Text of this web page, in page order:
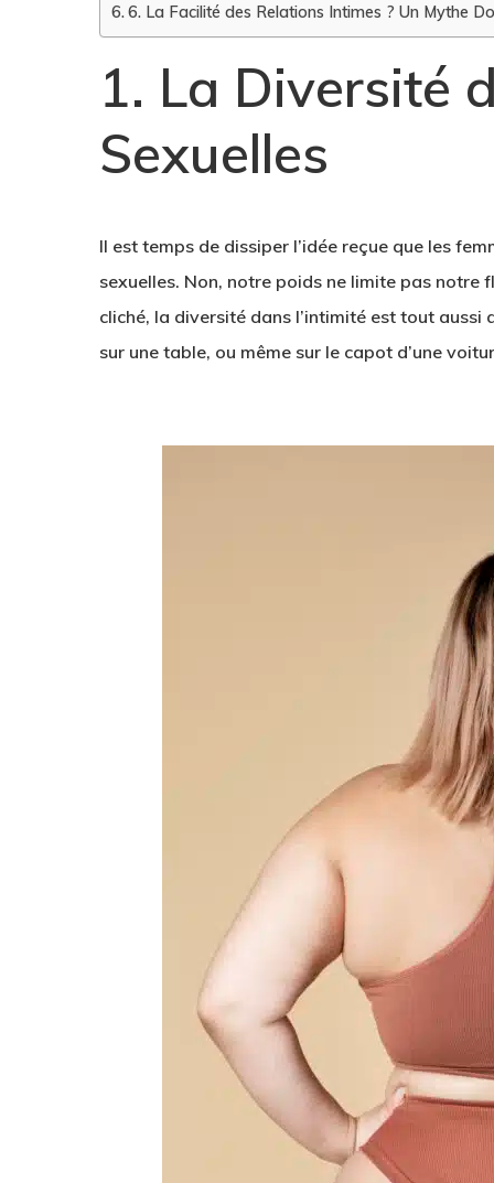
6. La Facilité des Relations Intimes ? Un Mythe
1. La Diversité
Sexuelles
Il est temps de dissiper l’idée reçue que les
sexuelles. Non, notre poids ne limite pas notre
cliché, la diversité dans l’intimité est tout aussi
sur une table, ou même sur le capot d’une